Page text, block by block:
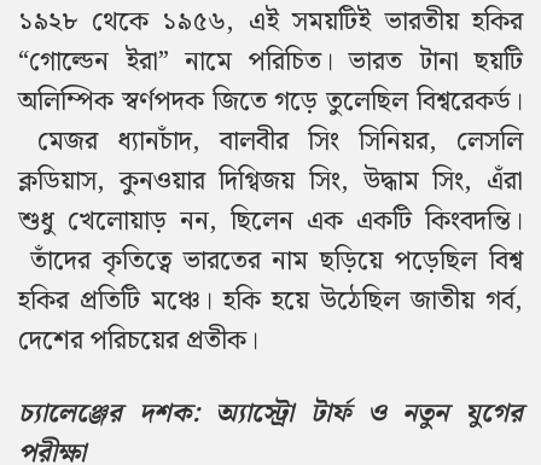
১৯২৮ থেকে ১৯৫৬, এই সময়টিই ভারতীয় হকির
“গোল্ডেন ইরা” নামে পরিচিত।ভারত টানা ছয়টি
অলিম্পিক স্বর্ণপদক জিতে গড়ে তুলেছিল বিশ্বরেকর্ড।
মেজর ধ্যানচাঁদ, বালবীর সিং সিনিয়র, লেসলি
ক্লডিয়াস, কুনওয়ার দিগ্বিজয় সিং, উদ্ধাম সিং, এঁরা
শুধু খেলোয়াড় নন, ছিলেন এক একটি কিংবদন্তি।
তাঁদের কৃতিত্বে ভারতের নাম ছড়িয়ে পড়েছিল বিশ্ব
হকির প্রতিটি মঞ্চে। হকি হয়ে উঠেছিল জাতীয় গর্ব,
দেশের পরিচয়ের প্রতীক।
চ্যালেঞ্জের দশক: অ্যাস্ট্রো টার্ফ ও নতুন যুগের
পরীক্ষা